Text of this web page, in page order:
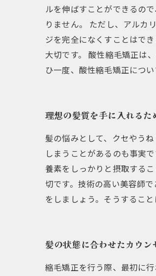
ルを伸ばすことができるの
りません。 ただし、アルカ
ジを完全になくすことはで
大切です。 酸性縮毛矯正は
ひ一度、酸性縮毛矯正につ
理想の髪質を手に入れるた
髪の悩みとして、クセやう
しまうことがあるのも事実
養素をしっかりと摂取する
切です。技術の高い美容師
をしましょう。そうするこ
髪の状態に合わせたカウン
縮毛矯正を行う際、最初に